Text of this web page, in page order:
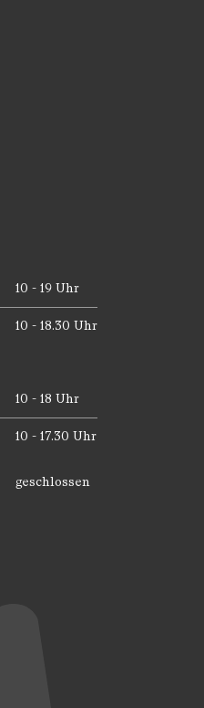
10 - 19 Uhr
10 - 18.30 Uhr
10 - 18 Uhr
10 - 17.30 Uhr
geschlossen